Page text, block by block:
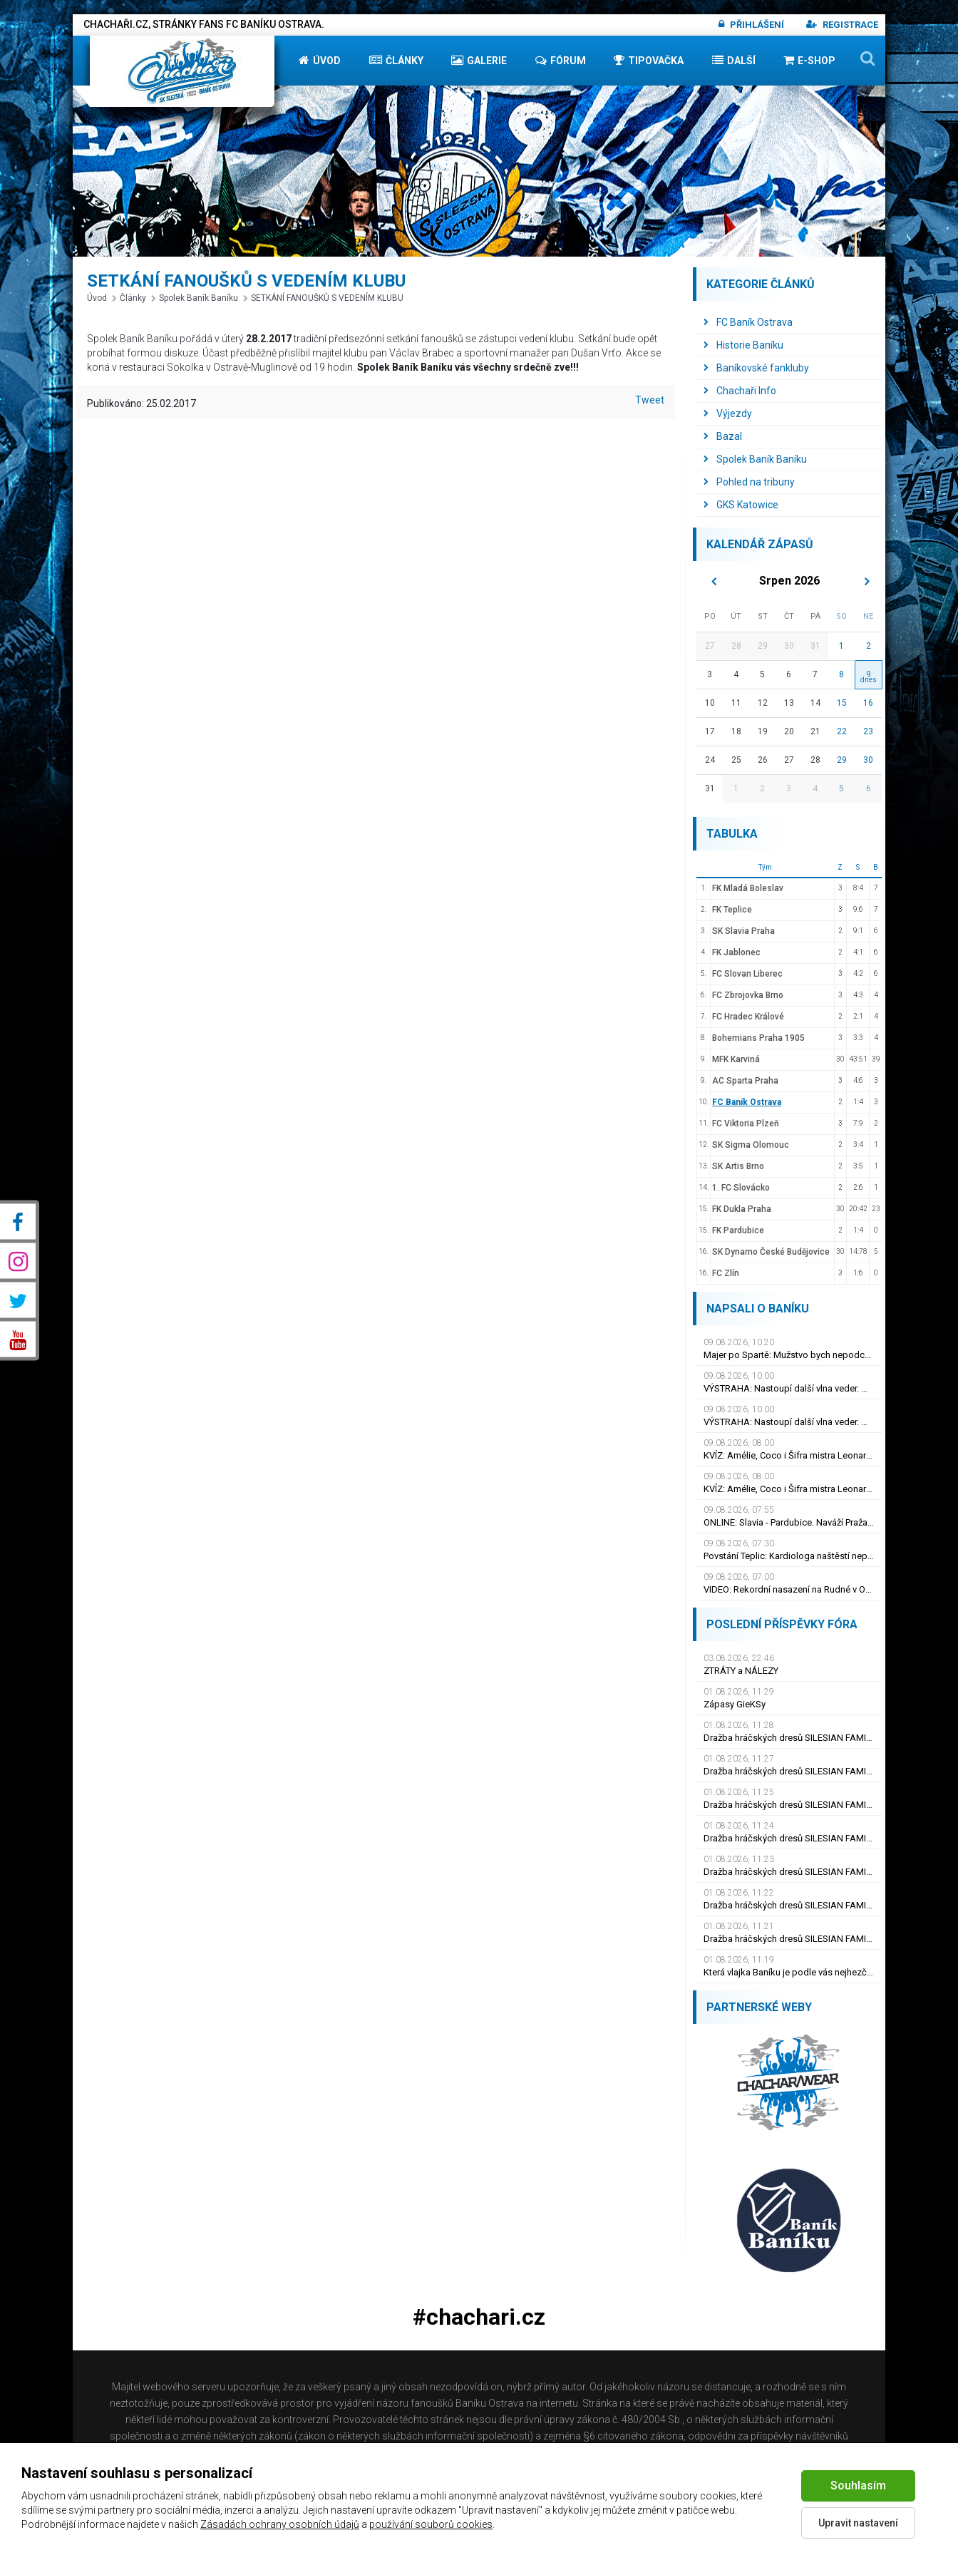
CHACHAŘI.CZ, STRÁNKY FANS FC BANÍKU OSTRAVA. PŘIHLÁŠENÍ REGISTRACE
ÚVOD ČLÁNKY GALERIE FÓRUM TIPOVAČKA DALŠÍ E-SHOP
SETKÁNÍ FANOUŠKŮ S VEDENÍM KLUBU
Úvod Články Spolek Baník Baníku SETKÁNÍ FANOUŠKŮ S VEDENÍM KLUBU
Spolek Baník Baníku pořádá v úterý 28.2.2017tradiční předsezónní setkání fanoušků se zástupci vedení klubu. Setkání bude opět
probíhat formou diskuze. Účast předběžně přislíbil majitel klubu pan Václav Brabec a sportovní manažer pan Dušan Vrťo. Akce se
koná v restauraci Sokolka v Ostravě-Muglinově od 19 hodin. Spolek Baník Baníku vás všechny srdečně zve!!!
Publikováno: 25.02.2017 Tweet
KATEGORIE ČLÁNKŮ
FC Baník Ostrava
Historie Baníku
Baníkovské fankluby
Chachaři Info
Výjezdy
Bazal
Spolek Baník Baníku
Pohled na tribuny
GKS Katowice
KALENDÁŘ ZÁPASŮ
Srpen 2026
PO ÚT ST ČT PÁ SO NE
27 28 29 30 31 1 2
3 4 5 6 7 8 9
10 11 12 13 14 15 16
17 18 19 20 21 22 23
24 25 26 27 28 29 30
31 1 2 3 4 5 6
TABULKA
Tým Z S B
1. FK Mladá Boleslav 3 8:4 7
2. FK Teplice 3 9:6 7
3. SK Slavia Praha 2 9:1 6
4. FK Jablonec 2 4:1 6
5. FC Slovan Liberec 3 4:2 6
6. FC Zbrojovka Brno 3 4:3 4
7. FC Hradec Králové 2 2:1 4
8. Bohemians Praha 1905 3 3:3 4
9. MFK Karviná 30 43:51 39
9. AC Sparta Praha 3 4:6 3
10. FC Baník Ostrava 2 1:4 3
11. FC Viktoria Plzeň 3 7:9 2
12. SK Sigma Olomouc 2 3:4 1
13. SK Artis Brno 2 3:5 1
14. 1. FC Slovácko 2 2:6 1
15. FK Dukla Praha 30 20:42 23
15. FK Pardubice 2 1:4 0
16. SK Dynamo České Budějovice 30 14:78 5
16. FC Zlín 3 1:6 0
NAPSALI O BANÍKU
09.08.2026, 10.20
Majer po Spartě: Mužstvo bych nepodceňoval! Byl přísný na hrdinu zápasu
09.08.2026, 10.00
VÝSTRAHA: Nastoupí další vlna veder. Meteorologové mají ale i dobrou zprávu
09.08.2026, 10.00
VÝSTRAHA: Nastoupí další vlna veder. Meteorologové mají ale i dobrou zprávu
09.08.2026, 08.00
KVÍZ: Amélie, Coco i Šifra mistra Leonarda. Co víte o Audrey Tautouové?
09.08.2026, 08.00
KVÍZ: Amélie, Coco i Šifra mistra Leonarda. Co víte o Audrey Tautouové?
09.08.2026, 07.55
ONLINE: Slavia - Pardubice. Naváží Pražané na dosavadní jízdu, nebo překvapí Východočeši?
09.08.2026, 07.30
Povstání Teplic: Kardiologa naštěstí nepotřebuji, smál se Frťala. Promluvil o zájmu Plzně
09.08.2026, 07.00
VIDEO: Rekordní nasazení na Rudné v Ostravě. Ve vedrech pracuje až 120 silničářů
POSLEDNÍ PŘÍSPĚVKY FÓRA
03.08.2026, 22.46
ZTRÁTY a NÁLEZY
01.08.2026, 11.29
Zápasy GieKSy
01.08.2026, 11.28
Dražba hráčských dresů SILESIAN FAMILY - #25 Robert SADOWSKI
01.08.2026, 11.27
Dražba hráčských dresů SILESIAN FAMILY - #22
01.08.2026, 11.25
Dražba hráčských dresů SILESIAN FAMILY - #6
01.08.2026, 11.24
Dražba hráčských dresů SILESIAN FAMILY - #21 Jiří KLÍMA
01.08.2026, 11.23
Dražba hráčských dresů SILESIAN FAMILY - #19 Dyjan Carlos de AZEVEDO
01.08.2026, 11.22
Dražba hráčských dresů SILESIAN FAMILY - #5 Adam JÁNOŠ
01.08.2026, 11.21
Dražba hráčských dresů SILESIAN FAMILY - #1 Viktor BUDÍNSKÝ
01.08.2026, 11.19
Která vlajka Baníku je podle vás nejhezčí ?
PARTNERSKÉ WEBY
#chachari.cz
Majitel webového serveru upozorňuje, že za veškerý psaný a jiný obsah nezodpovídá on, nýbrž přímý autor. Od jakéhokoliv názoru se distancuje, a rozhodně se s ním
neztotožňuje, pouze zprostředkovává prostor pro vyjádření názoru fanoušků Baníku Ostrava na internetu. Stránka na které se právě nacházíte obsahuje materiál, který
někteří lidé mohou považovat za kontroverzní. Provozovatelé těchto stránek nejsou dle právní úpravy zákona č. 480/2004 Sb., o některých službách informační
společnosti a o změně některých zákonů (zákon o některých službách informační společnosti) a zejména §6 citovaného zákona, odpovědni za příspěvky návštěvníků
Created by
Nastavení souhlasu s personalizací
Abychom vám usnadnili procházení stránek, nabídli přizpůsobený obsah nebo reklamu a mohli anonymně analyzovat návštěvnost, využíváme soubory cookies, které
sdílíme se svými partnery pro sociální média, inzerci a analýzu. Jejich nastavení upravíte odkazem "Upravit nastavení" a kdykoliv jej můžete změnit v patičce webu.
Podrobnější informace najdete v našich Zásadách ochrany osobních údajů a používání souborů cookies
Souhlasím
Upravit nastavení